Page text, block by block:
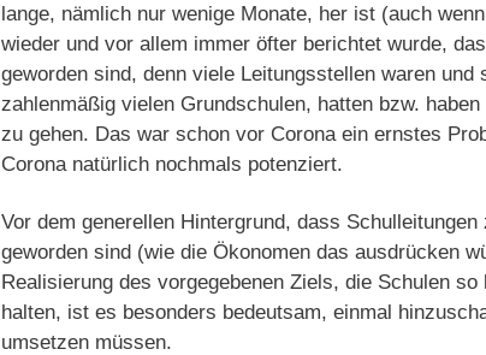
lange, nämlich nur wenige Monate, her ist (auch
wieder und vor allem immer öfter berichtet wurde,
geworden sind, denn viele Leitungsstellen waren
zahlenmäßig vielen Grundschulen, hatten bzw.
zu gehen. Das war schon vor Corona ein ernstes
Corona natürlich nochmals potenziert.
Vor dem generellen Hintergrund, dass
geworden sind (wie die Ökonomen das ausdrücken
Realisierung des vorgegebenen Ziels, die Schulen
halten, ist es besonders bedeutsam, einmal
umsetzen müssen.